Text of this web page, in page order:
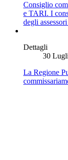
Consiglio
e TARI. I
degli
Dettagli
30
La Regione